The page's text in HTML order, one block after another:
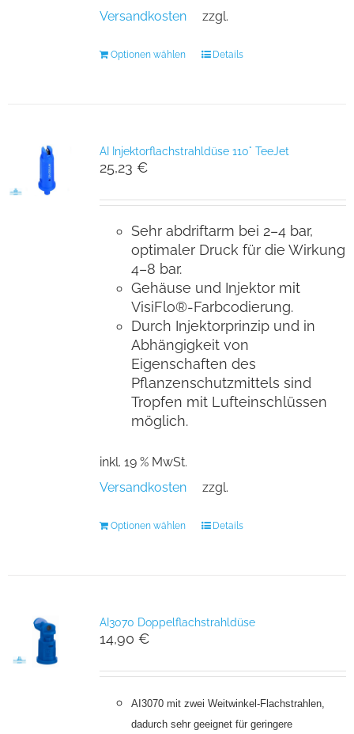
zzgl.
Versandkosten
Optionen wählen Details
AI Injektorflachstrahldüse 110° TeeJet
25,23 €
Sehr abdriftarm bei 2–4 bar,
optimaler Druck für die Wirkung
4–8 bar.
Gehäuse und Injektor mit
VisiFlo®-­Farbcodierung.
Durch Injektorprinzip und in
Abhängigkeit von
Eigenschaften des
Pflanzenschutzmittels sind
Tropfen mit Lufteinschlüssen
möglich.
inkl. 19 % MwSt.
zzgl.
Versandkosten
Optionen wählen Details
AI3070 Doppelflachstrahldüse
14,90 €
AI3070 mit zwei Weitwinkel-Flachstrahlen,
dadurch sehr geeignet für geringere